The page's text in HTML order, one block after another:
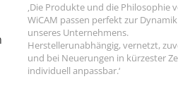
‚Die Produkte und die Philosophie
WiCAM passen perfekt zur Dynamik
unseres Unternehmens.
Herstellerunabhängig, vernetzt,
und bei Neuerungen in kürzester
individuell anpassbar.‘